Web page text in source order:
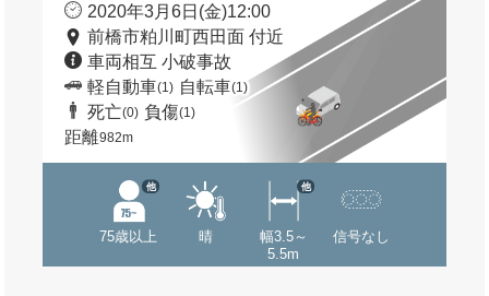
2020年3月6日(金)12:00
前橋市粕川町西田面 付近
車両相互 小破事故
軽自動車(1) 自転車(1)
死亡(0) 負傷(1)
距離982m
75歳以上
他
晴
幅3.5～
5.5m
他
信号なし